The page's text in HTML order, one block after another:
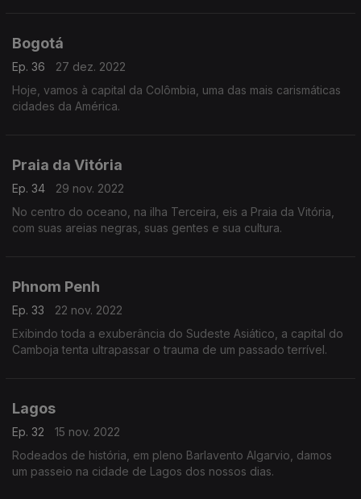
Bogotá
Ep. 36
27 dez. 2022
Hoje, vamos à capital da Colômbia, uma das mais carismáticas
cidades da América.
Praia da Vitória
Ep. 34
29 nov. 2022
No centro do oceano, na ilha Terceira, eis a Praia da Vitória,
com suas areias negras, suas gentes e sua cultura.
Phnom Penh
Ep. 33
22 nov. 2022
Exibindo toda a exuberância do Sudeste Asiático, a capital do
Camboja tenta ultrapassar o trauma de um passado terrível.
Lagos
Ep. 32
15 nov. 2022
Rodeados de história, em pleno Barlavento Algarvio, damos
um passeio na cidade de Lagos dos nossos dias.